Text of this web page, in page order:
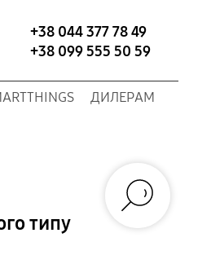
+38 044 377 78 49
+38 099 555 50 59
ДИЛЕРАМ
типу